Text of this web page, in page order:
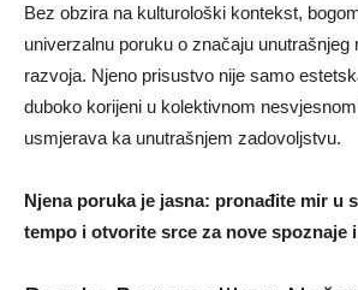
Bez obzira na kulturološki kontekst,
univerzalnu poruku o značaju unutrašnjeg
razvoja. Njeno prisustvo nije samo
duboko korijeni u kolektivnom
usmjerava ka unutrašnjem zadovoljstvu.
Njena poruka je jasna: pronađite mir u
tempo i otvorite srce za nove spoznaje